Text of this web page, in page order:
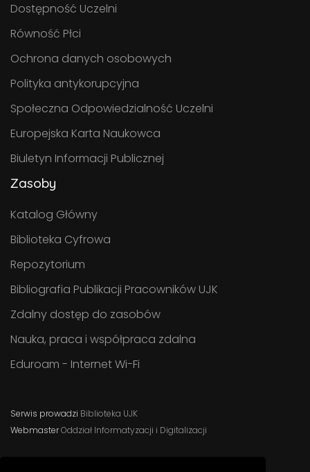
Dostępność Uczelni
Równość Płci
Ochrona danych osobowych
Polityka antykorupcyjna
Społeczna Odpowiedzialność Uczelni
Europejska Karta Naukowca
Biuletyn Informacji Publicznej
Zasoby
Katalog Główny
Biblioteka Cyfrowa
Repozytorium
Bibliografia Publikacji Pracowników UJK
Zdalny dostęp do zasobów
Nauka, praca i współpraca zdalna
Eduroam - Internet Wi-Fi
Serwis prowadzi Biblioteka UJK
WebmasterOddział Informatyzacji i Digitalizacji